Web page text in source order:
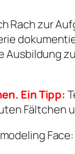
Rach zur
Ein Tipp:
Fältchen
Face: